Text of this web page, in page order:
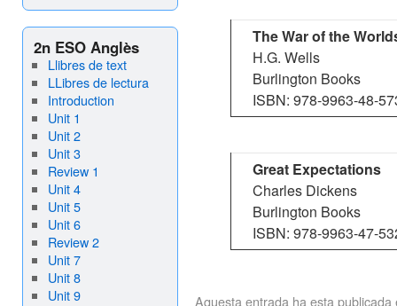
2n ESO Anglès
Llibres de text
LLibres de lectura
Introduction
Unit 1
Unit 2
Unit 3
Review 1
Unit 4
Unit 5
Unit 6
Review 2
Unit 7
Unit 8
Unit 9
The War of the
H.G. Wells
Burlington Books
ISBN: 978-9963-48-
Great Expectations
Charles Dickens
Burlington Books
ISBN: 978-9963-47-
Aquesta entrada ha esta